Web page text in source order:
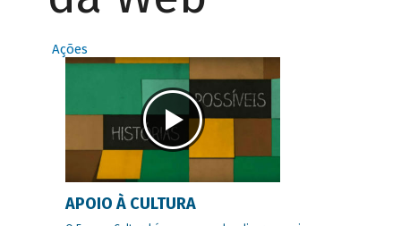
Ações
APOIO À CULTURA